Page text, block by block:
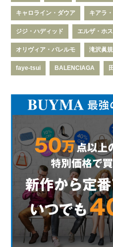
キャロライン・ダウア キアラ
ジジ・ハディッド エルザ・ホ
オリヴィア・パレルモ 滝沢眞
faye-tsui BALENCIAGA